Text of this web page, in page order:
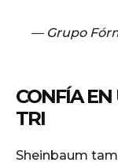
— Grupo
CONFÍA
TRI
Sheinbaum